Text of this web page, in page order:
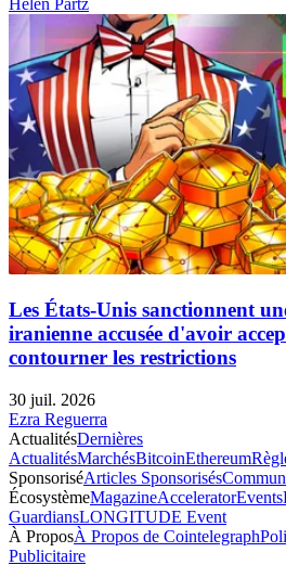
Les États-Unis sanctionnent
iranienne accusée d'avoir
contourner les restrictions
30 juil. 2026
Ezra Reguerra
ActualitésDernières
ActualitésMarchésBitcoinEthereum
SponsoriséArticles Sponsorisés
ÉcosystèmeMagazineAcceleratorEvents
GuardiansLONGITUDE Event
À ProposÀ Propos de Cointelegraph
Publicitaire